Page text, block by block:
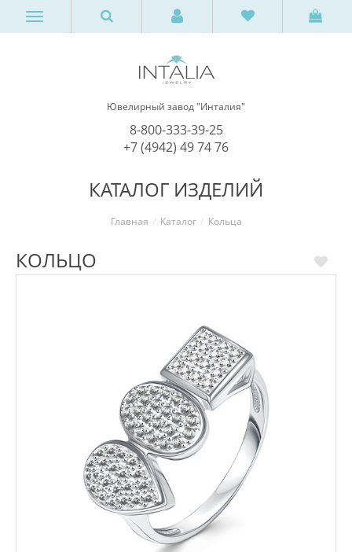
Ювелирный завод "Инталия"
8-800-333-39-25
+7 (4942) 49 74 76
КАТАЛОГ ИЗДЕЛИЙ
Главная Каталог Кольца
КОЛЬЦО